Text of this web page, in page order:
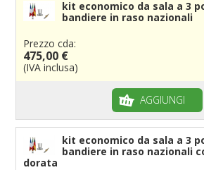
kit economico da sala a 3
bandiere in raso nazionali
Prezzo cda:
475,00 €
(IVA inclusa)
AGGIUNGI
kit economico da sala a 3
bandiere in raso nazionali
dorata